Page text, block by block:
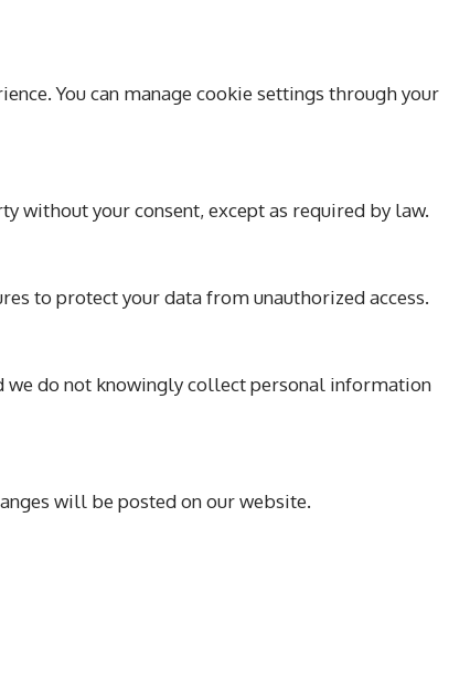
You can manage cookie settings through your
without your consent, except as required by law.
to protect your data from unauthorized access.
we do not knowingly collect personal information
will be posted on our website.